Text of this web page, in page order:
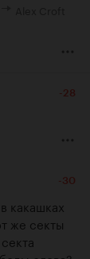
-28
-30
какашках
же секты